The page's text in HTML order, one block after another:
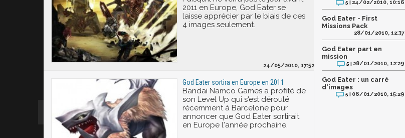
2011 en Europe, God Eater se
laisse apprécier par le biais de ces
4 images seulement.
24/05/2010, 17:52
God Eater sortira en Europe en 2011
Bandai Namco Games a profité de
son Level Up qui s'est déroulé
récemment à Barcelone pour
annoncer que God Eater sortirait
en Europe l'année prochaine.
5 | 24/02/2010, 10:16
God Eater - First
Missions Pack
28/01/2010, 12:37
God Eater part en
mission
5 | 28/01/2010, 12:29
God Eater : un carré
d'images
5 | 06/01/2010, 15:29